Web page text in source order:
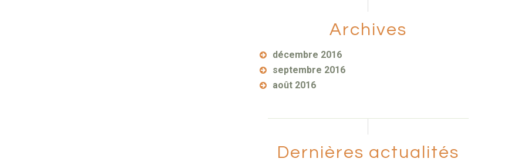
Archives
décembre 2016
septembre 2016
août 2016
Dernières actualités